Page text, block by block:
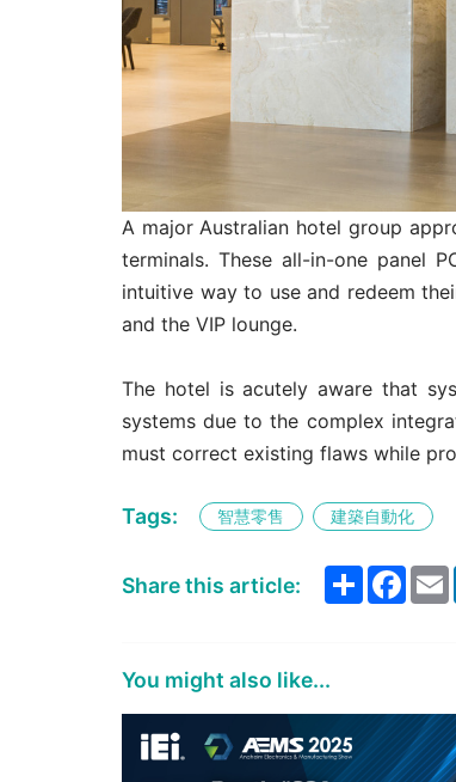
A major Australian hotel group
terminals. These all-in-one panel
intuitive way to use and redeem
and the VIP lounge.
The hotel is acutely aware that
systems due to the complex
must correct existing flaws while
Tags: 智慧零售 建築自動化
Share this article: Share
You might also like...